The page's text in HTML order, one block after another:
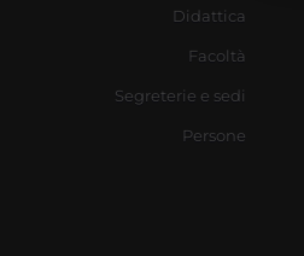
Didattica
Facoltà
Segreterie e sedi
Persone